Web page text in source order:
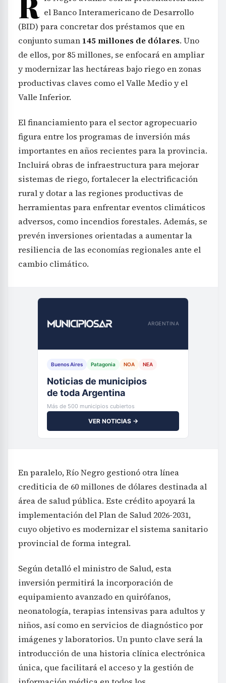
el Banco Interamericano de Desarrollo
(BID) para concretar dos préstamos que en
conjunto suman 145 millones de dólares. Uno
de ellos, por 85 millones, se enfocará en ampliar
y modernizar las hectáreas bajo riego en zonas
productivas claves como el Valle Medio y el
Valle Inferior.
El financiamiento para el sector agropecuario
figura entre los programas de inversión más
importantes en años recientes para la provincia.
Incluirá obras de infraestructura para mejorar
sistemas de riego, fortalecer la electrificación
rural y dotar a las regiones productivas de
herramientas para enfrentar eventos climáticos
adversos, como incendios forestales. Además, se
prevén inversiones orientadas a aumentar la
resiliencia de las economías regionales ante el
cambio climático.
ARGENTINA
Buenos Aires Patagonia NOA NEA
Noticias de municipios
de toda Argentina
Más de 500 municipios cubiertos
VER NOTICIAS →
En paralelo, Río Negro gestionó otra línea
crediticia de 60 millones de dólares destinada al
área de salud pública. Este crédito apoyará la
implementación del Plan de Salud 2026-2031,
cuyo objetivo es modernizar el sistema sanitario
provincial de forma integral.
Según detalló el ministro de Salud, esta
inversión permitirá la incorporación de
equipamiento avanzado en quirófanos,
neonatología, terapias intensivas para adultos y
niños, así como en servicios de diagnóstico por
imágenes y laboratorios. Un punto clave será la
introducción de una historia clínica electrónica
única, que facilitará el acceso y la gestión de